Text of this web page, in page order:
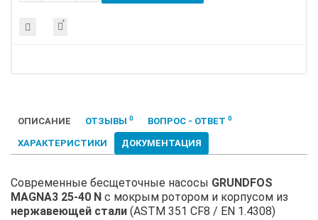
ОПИСАНИЕ ОТЗЫВЫ 0 ВОПРОС - ОТВЕТ 0
ХАРАКТЕРИСТИКИ ДОКУМЕНТАЦИЯ
Современные бесщеточные насосы GRUNDFOS
MAGNA3 25-40 N с мокрым ротором и корпусом из
нержавеющей стали (ASTM 351 CF8 / EN 1.4308)